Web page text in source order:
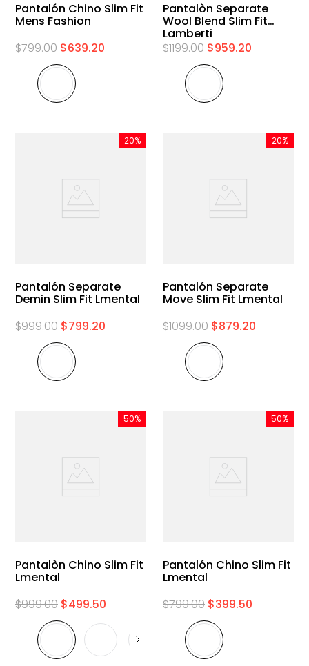
Pantalón Chino Slim Fit
Mens Fashion
$799.00 $639.20
Pantalòn Separate
Wool Blend Slim Fit
Lamberti
$1199.00 $959.20
20%
Pantalón Separate
Demin Slim Fit Lmental
$999.00 $799.20
20%
Pantalón Separate
Move Slim Fit Lmental
$1099.00 $879.20
50%
Pantalòn Chino Slim Fit
Lmental
$999.00 $499.50
50%
Pantalón Chino Slim Fit
Lmental
$799.00 $399.50